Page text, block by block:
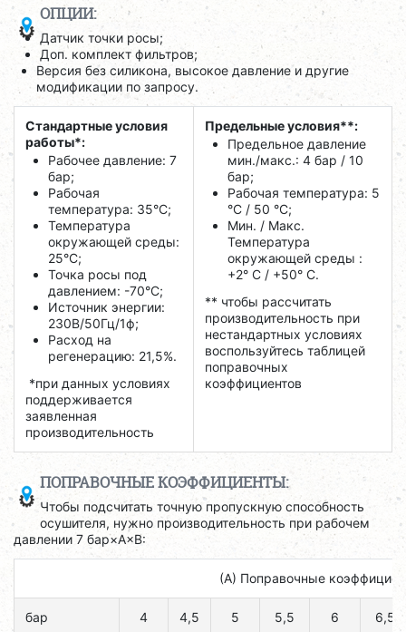
ОПЦИИ:
Датчик точки росы;
Доп. комплект фильтров;
Версия без силикона, высокое давление и другие
модификации по запросу.
Стандартные условия
работы*:
Рабочее давление: 7
бар;
Рабочая
температура: 35°C;
Температура
окружающей среды:
25°C;
Точка росы под
давлением: -70°C;
Источник энергии:
230В/50Гц/1ф;
Расход на
регенерацию: 21,5%.
*при данных условиях
поддерживается
заявленная
производительность
Предельные условия**:
Предельное давление
мин./макс.: 4 бар / 10
бар;
Рабочая температура: 5
°C / 50 °C;
Мин. / Макс.
Температура
окружающей среды :
+2° С / +50° C.
** чтобы рассчитать
производительность при
нестандартных условиях
воспользуйтесь таблицей
поправочных
коэффициентов
ПОПРАВОЧНЫЕ КОЭФФИЦИЕНТЫ:
Чтобы подсчитать точную пропускную способность
осушителя, нужно производительность при рабочем
давлении 7 бар×A×B:
(А) Поправочные
бар 4 4,5 5 5,5 6 6,5